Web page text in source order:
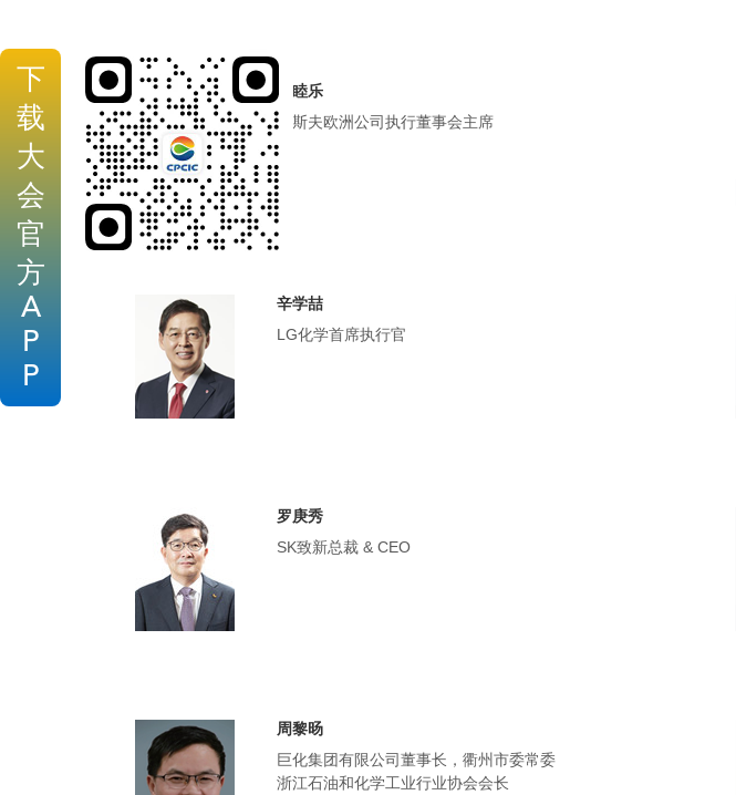
下
载
大
会
官
方
A
P
P
薄睦乐
巴斯夫欧洲公司执行董事会主席
辛学喆
LG化学首席执行官
罗庚秀
SK致新总裁 & CEO
周黎旸
巨化集团有限公司董事长，衢州市委常委
浙江石油和化学工业行业协会会长